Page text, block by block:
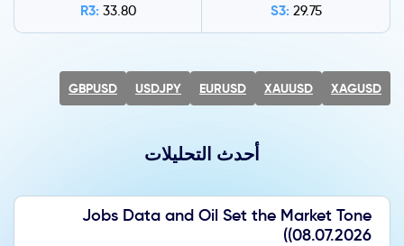
R3: 33.80 S3: 29.75
XAGUSD
XAUUSD
EURUSD
USDJPY
GBPUSD
أحدث التحليلات
Jobs Data and Oil Set the Market Tone
(08.07.2026)